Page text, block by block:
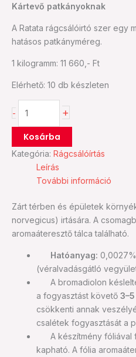
Kártevő patkányoknak
A Ratata rágcsálóirtó szer egy
hatásos patkányméreg.
1 kilogramm: 11 660,- Ft
Elérhető: 10 db készleten
- +
Kosárba
Kategória: Rágcsálóírtás
Leírás
További információ
Zárt térben és épületek
norvegicus) irtására. A
aromaáteresztő tálca található.
Hatóanyag:
(véralvadásgátló
A bromadiolon
a fogyasztást követő
csökkenti annak
csalétek fogyasztását a
A készítmény fóliával
kapható. A fólia